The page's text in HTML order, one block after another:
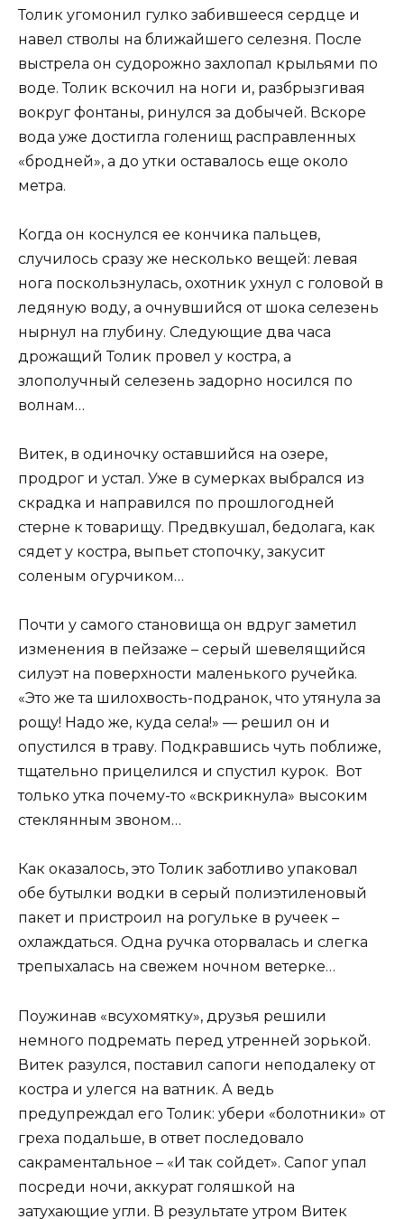
Толик угомонил гулко забившееся сердце и
навел стволы на ближайшего селезня. После
выстрела он судорожно захлопал крыльями по
воде. Толик вскочил на ноги и, разбрызгивая
вокруг фонтаны, ринулся за добычей. Вскоре
вода уже достигла голенищ расправленных
«бродней», а до утки оставалось еще около
метра.
Когда он коснулся ее кончика пальцев,
случилось сразу же несколько вещей: левая
нога поскользнулась, охотник ухнул с головой в
ледяную воду, а очнувшийся от шока селезень
нырнул на глубину. Следующие два часа
дрожащий Толик провел у костра, а
злополучный селезень задорно носился по
волнам…
Витек, в одиночку оставшийся на озере,
продрог и устал. Уже в сумерках выбрался из
скрадка и направился по прошлогодней
стерне к товарищу. Предвкушал, бедолага, как
сядет у костра, выпьет стопочку, закусит
соленым огурчиком…
Почти у самого становища он вдруг заметил
изменения в пейзаже – серый шевелящийся
силуэт на поверхности маленького ручейка.
«Это же та шилохвость-подранок, что утянула за
рощу! Надо же, куда села!» — решил он и
опустился в траву. Подкравшись чуть поближе,
тщательно прицелился и спустил курок. Вот
только утка почему-то «вскрикнула» высоким
стеклянным звоном…
Как оказалось, это Толик заботливо упаковал
обе бутылки водки в серый полиэтиленовый
пакет и пристроил на рогульке в ручеек –
охлаждаться. Одна ручка оторвалась и слегка
трепыхалась на свежем ночном ветерке…
Поужинав «всухомятку», друзья решили
немного подремать перед утренней зорькой.
Витек разулся, поставил сапоги неподалеку от
костра и улегся на ватник. А ведь
предупреждал его Толик: убери «болотники» от
греха подальше, в ответ последовало
сакраментальное – «И так сойдет». Сапог упал
посреди ночи, аккурат голяшкой на
затухающие угли. В результате утром Витек